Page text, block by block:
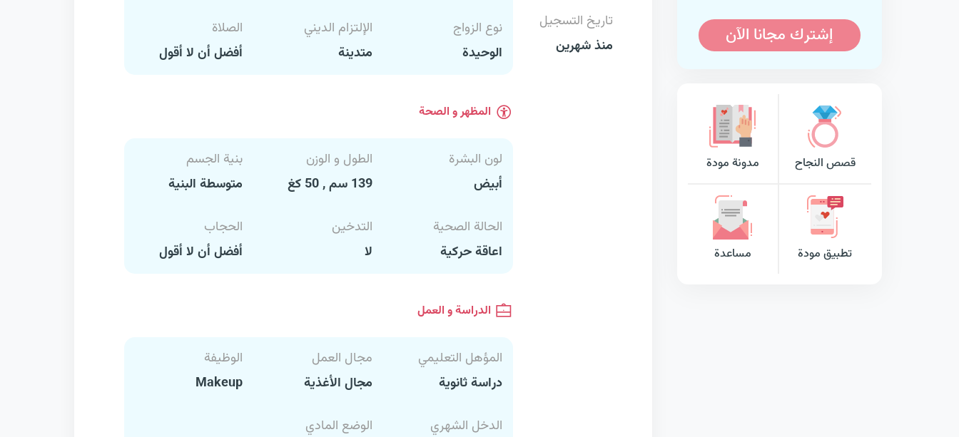
إشترك مجانا الآن
قصص النجاح مدونة مودة
تطبيق مودة مساعدة
تاريخ التسجيل
منذ شهرين
نوع الزواج
الوحيدة
الإلتزام الديني
متدينة
الصلاة
أفضل أن لا أقول
المظهر و الصحة
لون البشرة
أبيض
الطول و الوزن
139 سم , 50 كغ
بنية الجسم
متوسطة البنية
الحالة الصحية
اعاقة حركية
التدخين
لا
الحجاب
أفضل أن لا أقول
الدراسة و العمل
المؤهل التعليمي
دراسة ثانوية
مجال العمل
مجال الأغذية
الوظيفة
Makeup
الدخل الشهري
الوضع المادي